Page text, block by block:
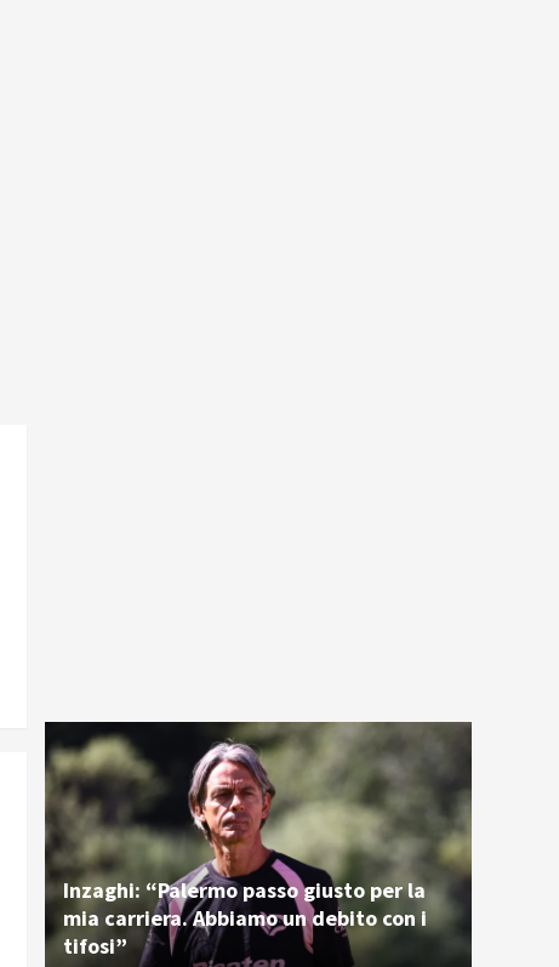
Inzaghi: “Palermo passo giusto per la
mia carriera. Abbiamo un debito con i
tifosi”